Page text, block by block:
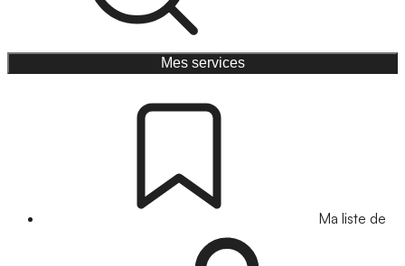
Mes services
Ma liste de